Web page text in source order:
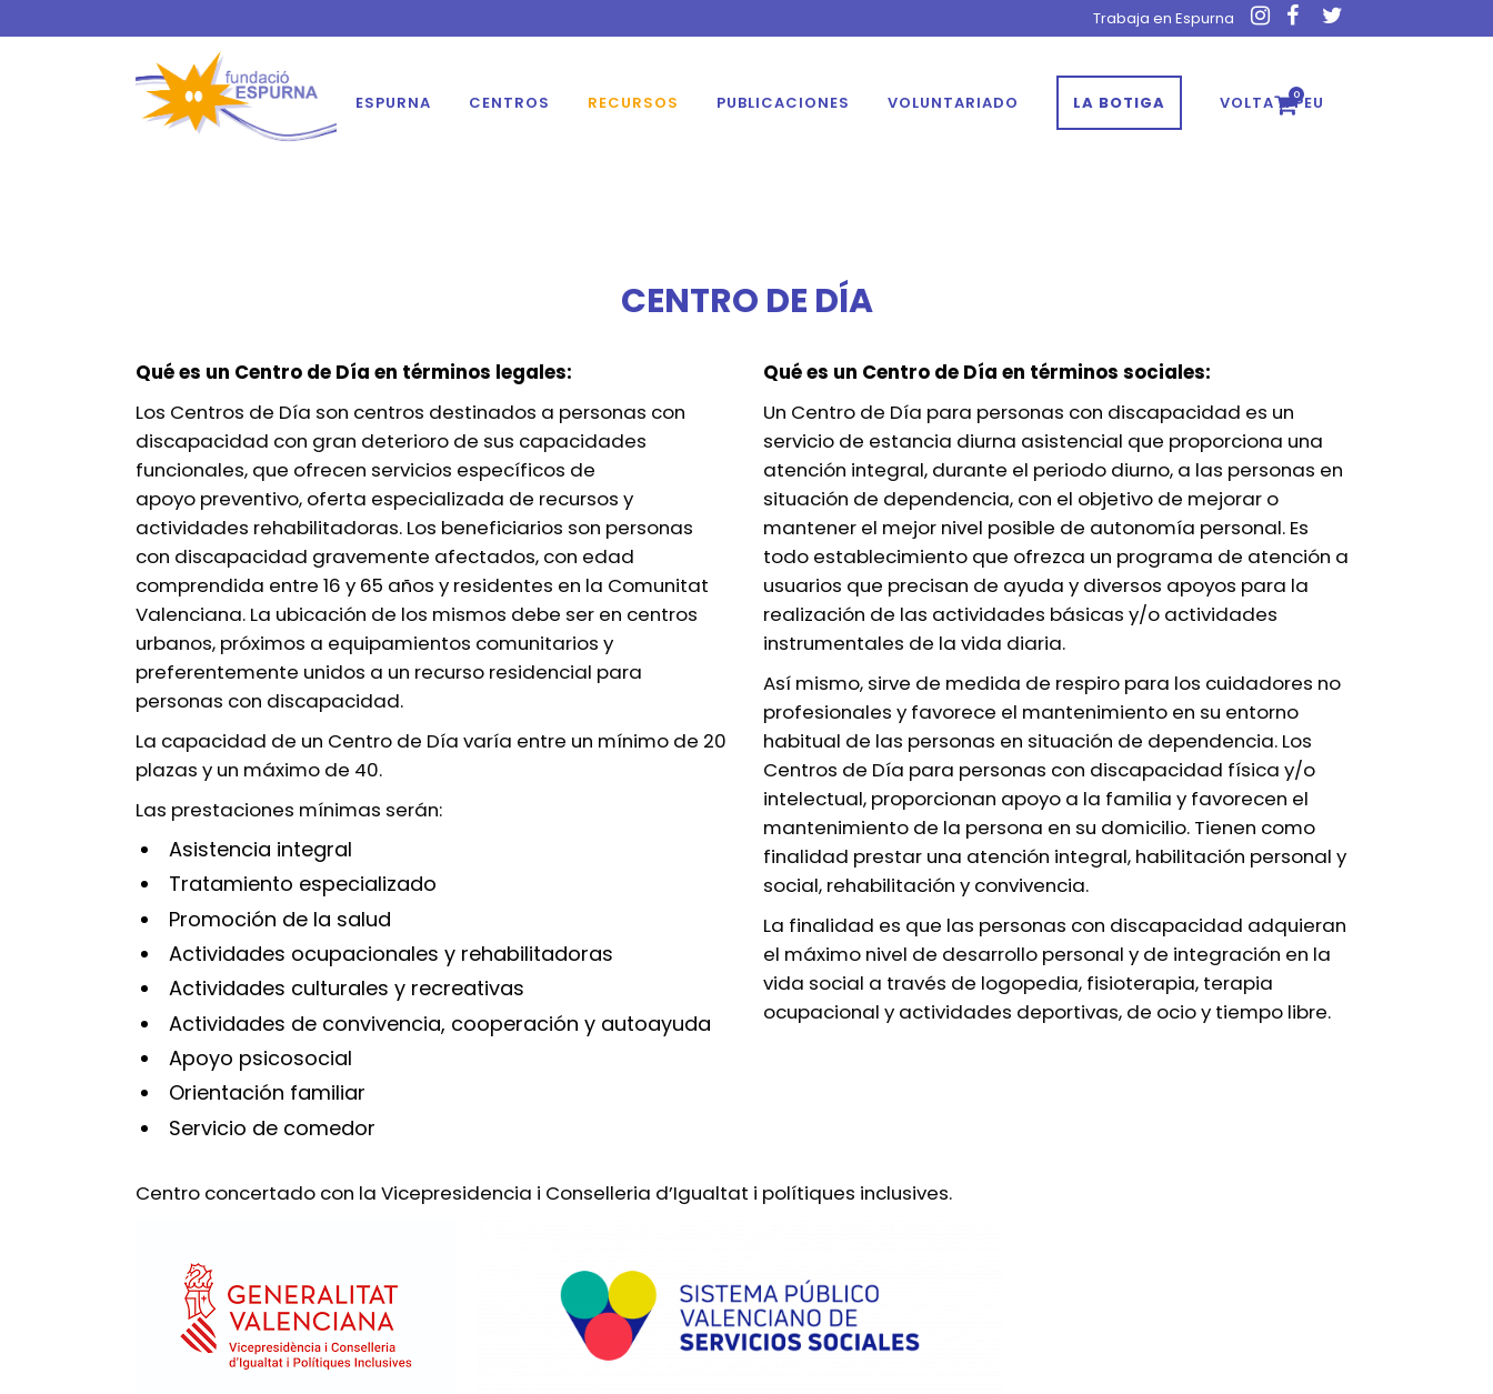
Trabaja en Espurna
0
ESPURNA CENTROS RECURSOS PUBLICACIONES VOLUNTARIADO LA BOTIGA VOLTA A PEU
CENTRO DE DÍA
Qué es un Centro de Día en términos legales:
Los Centros de Día son centros destinados a personas con
discapacidad con gran deterioro de sus capacidades
funcionales, que ofrecen servicios específicos de
apoyo preventivo, oferta especializada de recursos y
actividades rehabilitadoras. Los beneficiarios son personas
con discapacidad gravemente afectados, con edad
comprendida entre 16 y 65 años y residentes en la Comunitat
Valenciana. La ubicación de los mismos debe ser en centros
urbanos, próximos a equipamientos comunitarios y
preferentemente unidos a un recurso residencial para
personas con discapacidad.
La capacidad de un Centro de Día varía entre un mínimo de 20
plazas y un máximo de 40.
Las prestaciones mínimas serán:
Asistencia integral
Tratamiento especializado
Promoción de la salud
Actividades ocupacionales y rehabilitadoras
Actividades culturales y recreativas
Actividades de convivencia, cooperación y autoayuda
Apoyo psicosocial
Orientación familiar
Servicio de comedor
Qué es un Centro de Día en términos sociales:
Un Centro de Día para personas con discapacidad es un
servicio de estancia diurna asistencial que proporciona una
atención integral, durante el periodo diurno, a las personas en
situación de dependencia, con el objetivo de mejorar o
mantener el mejor nivel posible de autonomía personal. Es
todo establecimiento que ofrezca un programa de atención a
usuarios que precisan de ayuda y diversos apoyos para la
realización de las actividades básicas y/o actividades
instrumentales de la vida diaria.
Así mismo, sirve de medida de respiro para los cuidadores no
profesionales y favorece el mantenimiento en su entorno
habitual de las personas en situación de dependencia. Los
Centros de Día para personas con discapacidad física y/o
intelectual, proporcionan apoyo a la familia y favorecen el
mantenimiento de la persona en su domicilio. Tienen como
finalidad prestar una atención integral, habilitación personal y
social, rehabilitación y convivencia.
La finalidad es que las personas con discapacidad adquieran
el máximo nivel de desarrollo personal y de integración en la
vida social a través de logopedia, fisioterapia, terapia
ocupacional y actividades deportivas, de ocio y tiempo libre.
Centro concertado con la Vicepresidencia i Conselleria d’Igualtat i polítiques inclusives.